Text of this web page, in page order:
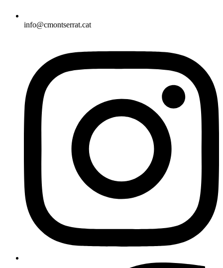
info@cmontserrat.cat